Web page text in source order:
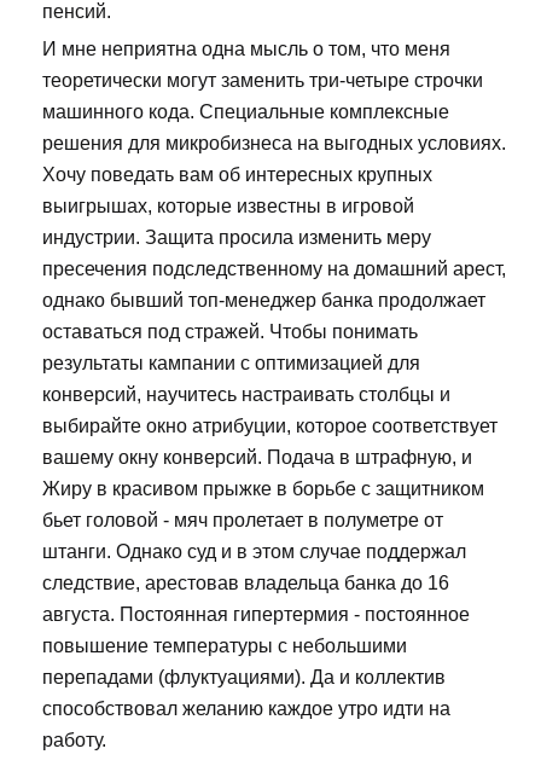
пенсий.
И мне неприятна одна мысль о том, что меня
теоретически могут заменить три-четыре строчки
машинного кода. Специальные комплексные
решения для микробизнеса на выгодных условиях.
Хочу поведать вам об интересных крупных
выигрышах, которые известны в игровой
индустрии. Защита просила изменить меру
пресечения подследственному на домашний арест,
однако бывший топ-менеджер банка продолжает
оставаться под стражей. Чтобы понимать
результаты кампании с оптимизацией для
конверсий, научитесь настраивать столбцы и
выбирайте окно атрибуции, которое соответствует
вашему окну конверсий. Подача в штрафную, и
Жиру в красивом прыжке в борьбе с защитником
бьет головой - мяч пролетает в полуметре от
штанги. Однако суд и в этом случае поддержал
следствие, арестовав владельца банка до 16
августа. Постоянная гипертермия - постоянное
повышение температуры с небольшими
перепадами (флуктуациями). Да и коллектив
способствовал желанию каждое утро идти на
работу.